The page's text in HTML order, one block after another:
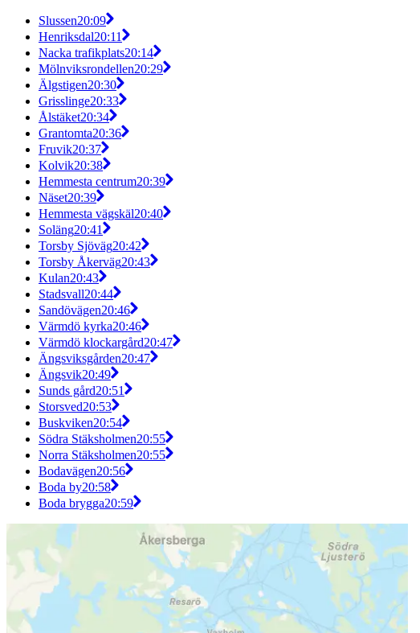
Slussen20:09
Henriksdal20:11
Nacka trafikplats20:14
Mölnviksrondellen20:29
Älgstigen20:30
Grisslinge20:33
Ålstäket20:34
Grantomta20:36
Fruvik20:37
Kolvik20:38
Hemmesta centrum20:39
Näset20:39
Hemmesta vägskäl20:40
Soläng20:41
Torsby Sjöväg20:42
Torsby Åkerväg20:43
Kulan20:43
Stadsvall20:44
Sandövägen20:46
Värmdö kyrka20:46
Värmdö klockargård20:47
Ängsviksgården20:47
Ängsvik20:49
Sunds gård20:51
Storsved20:53
Buskviken20:54
Södra Stäksholmen20:55
Norra Stäksholmen20:55
Bodavägen20:56
Boda by20:58
Boda brygga20:59